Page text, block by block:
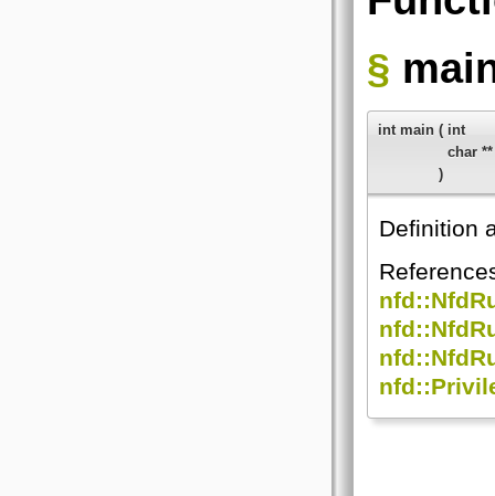
§
int main ( int
char
)
Definition